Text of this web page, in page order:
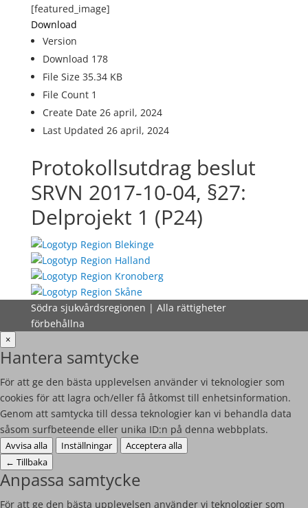
[featured_image]
Download
Version
Download 178
File Size 35.34 KB
File Count 1
Create Date 26 april, 2024
Last Updated 26 april, 2024
Protokollsutdrag beslut
SRVN 2017-10-04, §27:
Delprojekt 1 (P24)
Södra sjukvårdsregionen | Alla rättigheter
förbehållna
×
Hantera samtycke
För att ge den bästa upplevelsen använder vi teknologier som
cookies för att lagra och/eller få åtkomst till enhetsinformation.
Genom att samtycka till dessa teknologier kan vi behandla data
såsom surfbeteende eller unika ID:n på denna webbplats.
Avvisa alla Inställningar
Acceptera alla
← Tillbaka
Anpassa samtycke
För att ge den bästa upplevelsen använder vi teknologier som